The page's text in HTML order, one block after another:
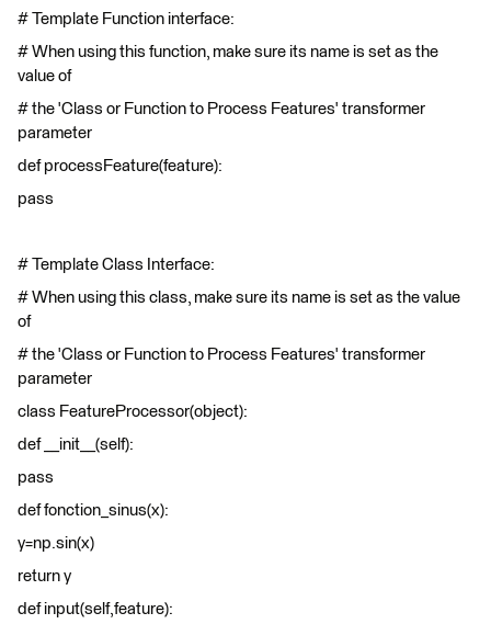
# Template Function interface:
# When using this function, make sure its name is set as the
value of
# the 'Class or Function to Process Features' transformer
parameter
def processFeature(feature):
pass
# Template Class Interface:
# When using this class, make sure its name is set as the value
of
# the 'Class or Function to Process Features' transformer
parameter
class FeatureProcessor(object):
def __init__(self):
pass
def fonction_sinus(x):
y=np.sin(x)
return y
def input(self,feature):